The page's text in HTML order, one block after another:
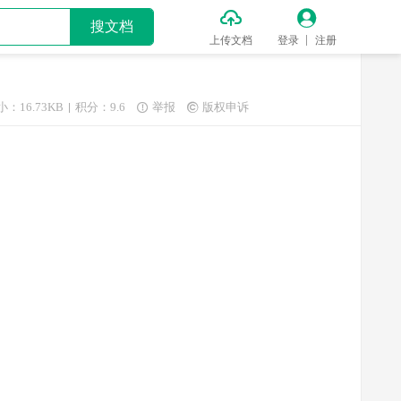
搜文档 
上传文档

登录 注册
：16.73KB 积分：9.6  举报  版权申诉